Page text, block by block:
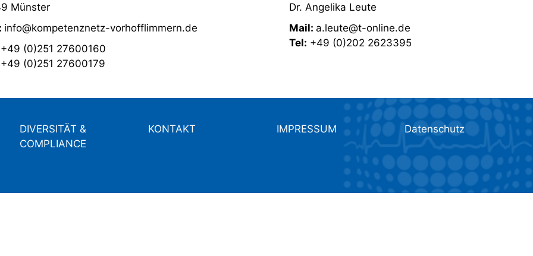
Münster
info@kompetenznetz-vorhofflimmern.de
+49 (0)251 27600160
+49 (0)251 27600179
Dr. Angelika Leute
Mail: a.leute@t-online.de
Tel: +49 (0)202 2623395
DIVERSITÄT &
COMPLIANCE
KONTAKT IMPRESSUM Datenschutz